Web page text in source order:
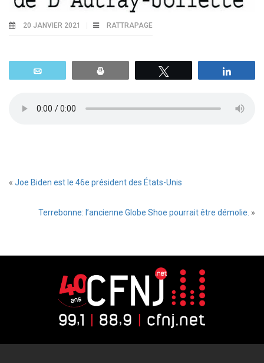
20 JANVIER 2021 RATTRAPAGE
« Joe Biden est le 46e président des États-Unis
Terrebonne: l’ancienne Globe Shoe pourrait être démolie. »